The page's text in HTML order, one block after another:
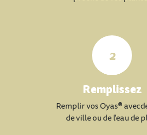
2
Remplissez
Remplir vos Oyas®
de ville ou de l'eau de